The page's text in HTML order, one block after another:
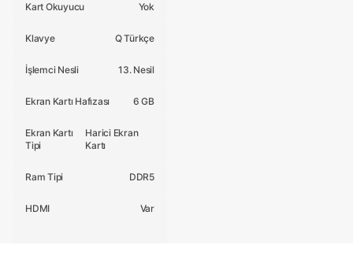
Kart Okuyucu Yok
Klavye Q Türkçe
İşlemci Nesli 13. Nesil
Ekran Kartı Hafızası 6 GB
Ekran Kartı
Tipi
Harici Ekran
Kartı
Ram Tipi DDR5
HDMI Var